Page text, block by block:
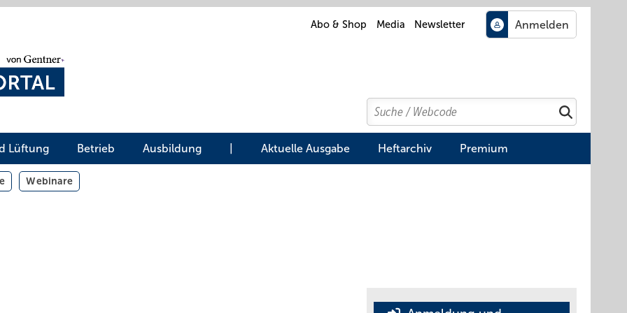
Abo & Shop Media Newsletter
Search
Suchen
Lüftung Betrieb Ausbildung Aktuelle Ausgabe Heftarchiv Premium
Webinare